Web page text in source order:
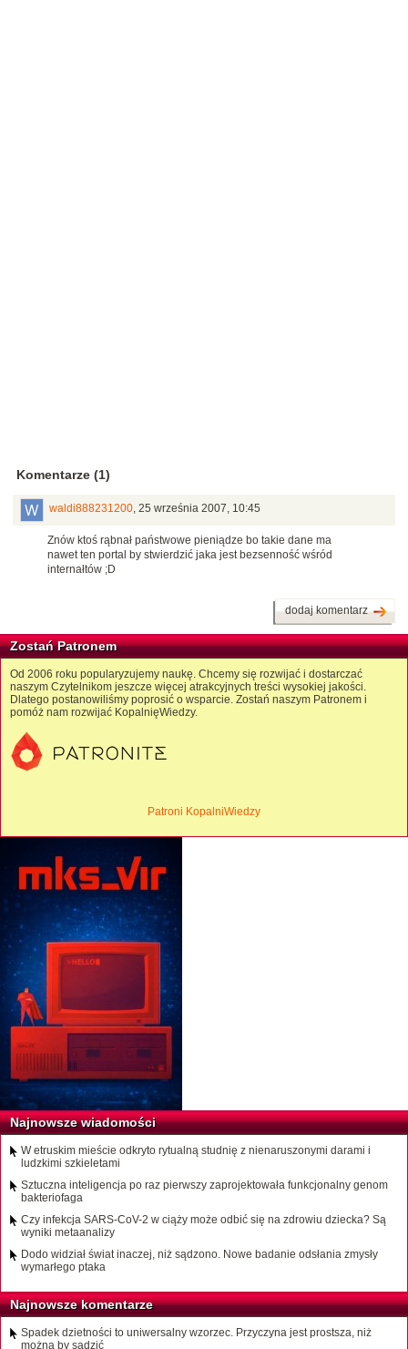
Komentarze (1)
waldi888231200, 25 września 2007, 10:45
Znów ktoś rąbnał państwowe pieniądze bo takie dane ma
nawet ten portal by stwierdzić jaka jest bezsenność wśród
internałtów ;D
dodaj komentarz
Zostań Patronem
Od 2006 roku popularyzujemy naukę. Chcemy się rozwijać i dostarczać
naszym Czytelnikom jeszcze więcej atrakcyjnych treści wysokiej jakości.
Dlatego postanowiliśmy poprosić o wsparcie. Zostań naszym Patronem i
pomóż nam rozwijać KopalnięWiedzy.
Patroni KopalniWiedzy
Najnowsze wiadomości
W etruskim mieście odkryto rytualną studnię z nienaruszonymi darami i
ludzkimi szkieletami
Sztuczna inteligencja po raz pierwszy zaprojektowała funkcjonalny genom
bakteriofaga
Czy infekcja SARS-CoV-2 w ciąży może odbić się na zdrowiu dziecka? Są
wyniki metaanalizy
Dodo widział świat inaczej, niż sądzono. Nowe badanie odsłania zmysły
wymarłego ptaka
Najnowsze komentarze
Spadek dzietności to uniwersalny wzorzec. Przyczyna jest prostsza, niż
można by sądzić